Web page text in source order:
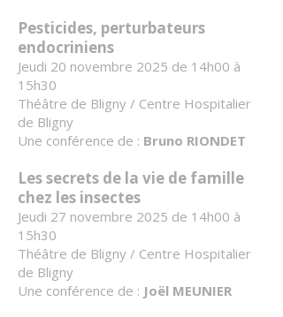
Pesticides, perturbateurs
endocriniens
Jeudi 20 novembre 2025 de 14h00 à
15h30
Théâtre de Bligny / Centre Hospitalier
de Bligny
Une conférence de : Bruno RIONDET
Les secrets de la vie de famille
chez les insectes
Jeudi 27 novembre 2025 de 14h00 à
15h30
Théâtre de Bligny / Centre Hospitalier
de Bligny
Une conférence de : Joël MEUNIER